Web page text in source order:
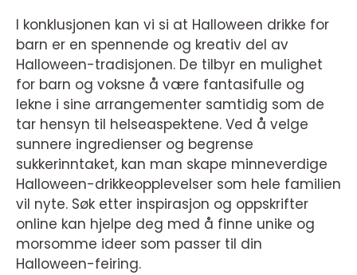
I konklusjonen kan vi si at Halloween drikke for
barn er en spennende og kreativ del av
Halloween-tradisjonen. De tilbyr en mulighet
for barn og voksne å være fantasifulle og
lekne i sine arrangementer samtidig som de
tar hensyn til helseaspektene. Ved å velge
sunnere ingredienser og begrense
sukkerinntaket, kan man skape minneverdige
Halloween-drikkeopplevelser som hele familien
vil nyte. Søk etter inspirasjon og oppskrifter
online kan hjelpe deg med å finne unike og
morsomme ideer som passer til din
Halloween-feiring.